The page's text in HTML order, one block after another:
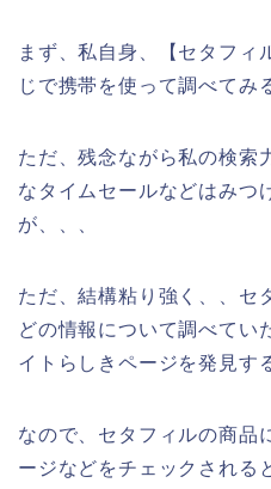
まず、私自身、【セタフィ
じで携帯を使って調べてみ
ただ、残念ながら私の検索
なタイムセールなどはみつ
が、、、
ただ、結構粘り強く、、セ
どの情報について調べてい
イトらしきページを発見す
なので、セタフィルの商品
ージなどをチェックされる